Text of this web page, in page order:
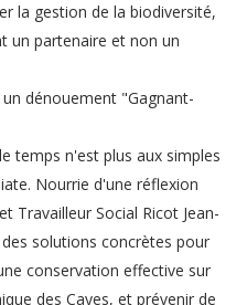
la gestion de la biodiversité,
un partenaire et non un
dénouement "Gagnant-
temps n'est plus aux simples
Nourrie d'une réflexion
Travailleur Social Ricot Jean-
solutions concrètes pour
conservation effective sur
des Cayes, et prévenir de